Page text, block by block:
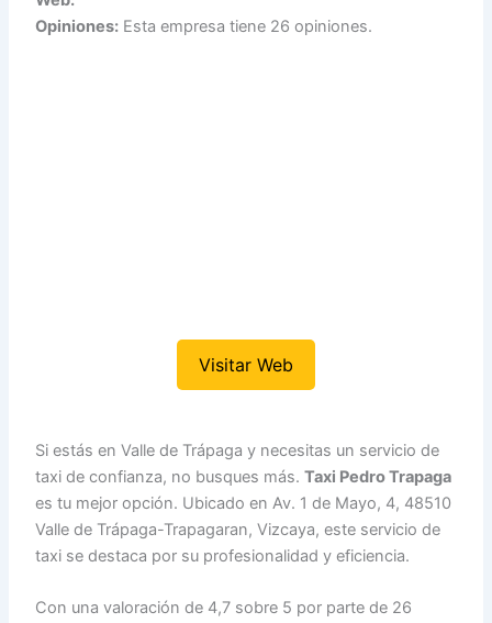
Opiniones: Esta empresa tiene 26 opiniones.
Visitar Web
Si estás en Valle de Trápaga y necesitas un servicio de
taxi de confianza, no busques más.Taxi Pedro Trapaga
es tu mejor opción. Ubicado en Av. 1 de Mayo, 4, 48510
Valle de Trápaga-Trapagaran, Vizcaya, este servicio de
taxi se destaca por su profesionalidad y eficiencia.
Con una valoración de 4,7 sobre 5 por parte de 26